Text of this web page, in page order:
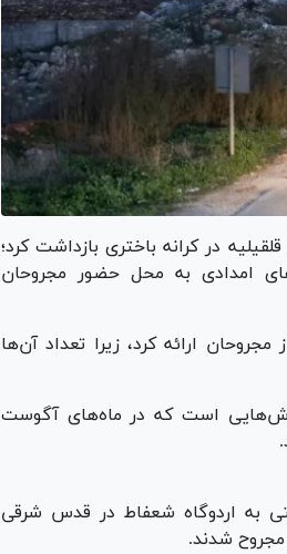
را در یورش به شهر قلقیلیه در کرانه باختری بازداشت کرد؛
امدادی به محل حضور مجروحان
ارائه کرد، زیرا تعداد آن‌ها
است که در ماه‌های آگوست
به اردوگاه شعفاط در قدس شرقی
شدند.